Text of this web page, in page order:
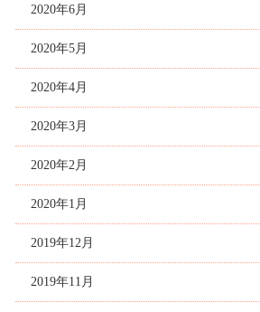
2020年6月
2020年5月
2020年4月
2020年3月
2020年2月
2020年1月
2019年12月
2019年11月